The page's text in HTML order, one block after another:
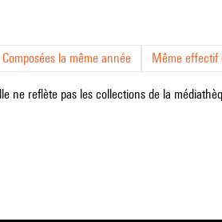
Composées la même année Même effectif
ne reflète pas les collections de la